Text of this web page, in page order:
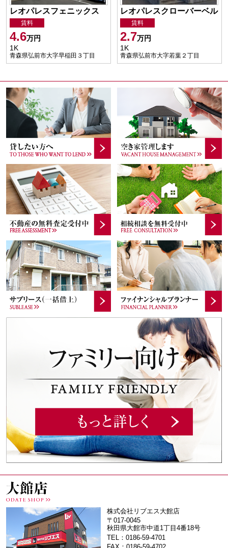
レオパレスフェニックス
賃料
4.6万円
1K
青森県弘前市大字早稲田３丁目
レオパレスクローバーベル
賃料
2.7万円
1K
青森県弘前市大字若葉２丁目
株式会社リブエス大館店
〒017-0045
秋田県大館市中道1丁目4番18号
TEL：0186-59-4701